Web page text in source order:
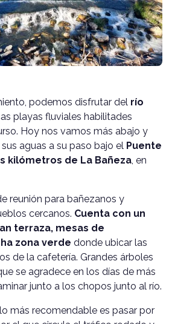
podemos disfrutar del río
playas fluviales habilitades
Hoy nos vamos más abajo y
aguas a su paso bajo el Puente
kilómetros de La Bañeza, en
reunión para bañezanos y
cercanos. Cuenta con un
terraza, mesas de
zona verde donde ubicar las
de la cafetería. Grandes árboles
se agradece en los días de más
junto a los chopos junto al río.
más recomendable es pasar por